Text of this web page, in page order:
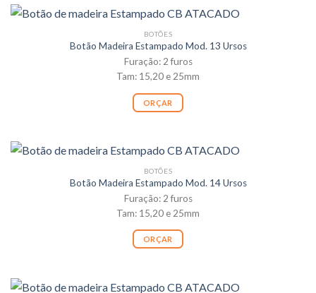
BOTÕES
Botão Madeira Estampado Mod. 13 Ursos
Furação: 2 furos
Tam: 15,20 e 25mm
ORÇAR
BOTÕES
Botão Madeira Estampado Mod. 14 Ursos
Furação: 2 furos
Tam: 15,20 e 25mm
ORÇAR